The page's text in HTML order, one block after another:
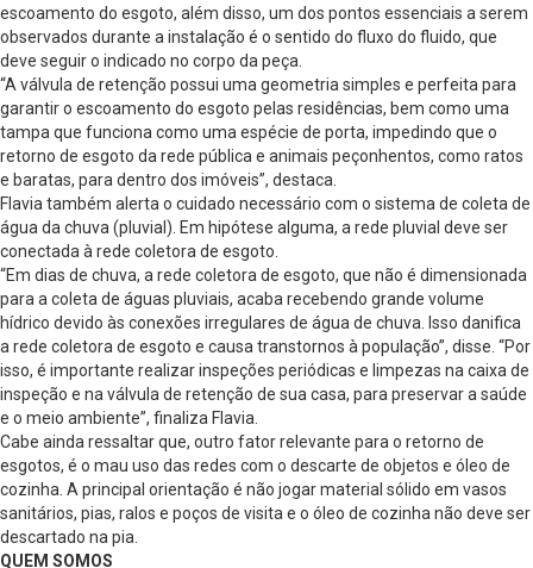
escoamento do esgoto, além disso, um dos pontos essenciais a serem
observados durante a instalação é o sentido do fluxo do fluido, que
deve seguir o indicado no corpo da peça.
“A válvula de retenção possui uma geometria simples e perfeita para
garantir o escoamento do esgoto pelas residências, bem como uma
tampa que funciona como uma espécie de porta, impedindo que o
retorno de esgoto da rede pública e animais peçonhentos, como ratos
e baratas, para dentro dos imóveis”, destaca.
Flavia também alerta o cuidado necessário com o sistema de coleta de
água da chuva (pluvial). Em hipótese alguma, a rede pluvial deve ser
conectada à rede coletora de esgoto.
“Em dias de chuva, a rede coletora de esgoto, que não é dimensionada
para a coleta de águas pluviais, acaba recebendo grande volume
hídrico devido às conexões irregulares de água de chuva. Isso danifica
a rede coletora de esgoto e causa transtornos à população”, disse. “Por
isso, é importante realizar inspeções periódicas e limpezas na caixa de
inspeção e na válvula de retenção de sua casa, para preservar a saúde
e o meio ambiente”, finaliza Flavia.
Cabe ainda ressaltar que, outro fator relevante para o retorno de
esgotos, é o mau uso das redes com o descarte de objetos e óleo de
cozinha. A principal orientação é não jogar material sólido em vasos
sanitários, pias, ralos e poços de visita e o óleo de cozinha não deve ser
descartado na pia.
QUEM SOMOS